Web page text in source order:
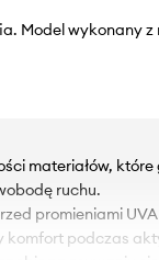
Model wykonany z
materiałów,
ruchu.
promieniami UVA
komfort podczas